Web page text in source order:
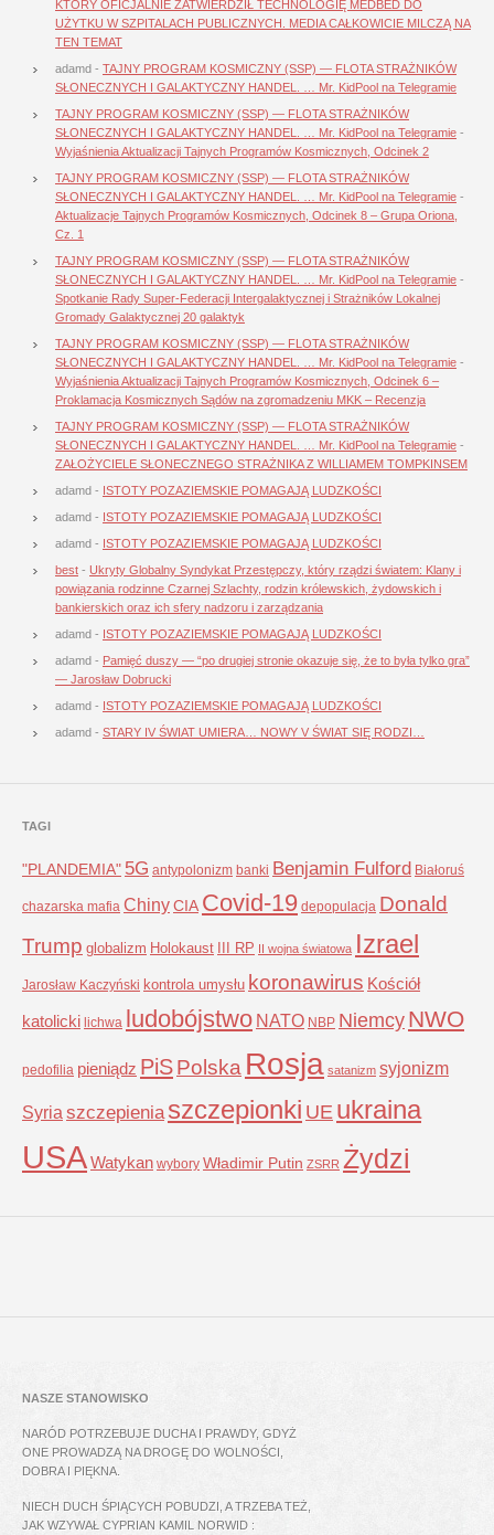
KTÓRY OFICJALNIE ZATWIERDZIŁ TECHNOLOGIĘ MEDBED DO
UŻYTKU W SZPITALACH PUBLICZNYCH. MEDIA CAŁKOWICIE MILCZĄ NA
TEN TEMAT
adamd - TAJNY PROGRAM KOSMICZNY (SSP) — FLOTA STRAŻNIKÓW
SŁONECZNYCH I GALAKTYCZNY HANDEL. … Mr. KidPool na Telegramie
TAJNY PROGRAM KOSMICZNY (SSP) — FLOTA STRAŻNIKÓW
SŁONECZNYCH I GALAKTYCZNY HANDEL. … Mr. KidPool na Telegramie -
Wyjaśnienia Aktualizacji Tajnych Programów Kosmicznych, Odcinek 2
TAJNY PROGRAM KOSMICZNY (SSP) — FLOTA STRAŻNIKÓW
SŁONECZNYCH I GALAKTYCZNY HANDEL. … Mr. KidPool na Telegramie -
Aktualizacje Tajnych Programów Kosmicznych, Odcinek 8 – Grupa Oriona,
Cz. 1
TAJNY PROGRAM KOSMICZNY (SSP) — FLOTA STRAŻNIKÓW
SŁONECZNYCH I GALAKTYCZNY HANDEL. … Mr. KidPool na Telegramie -
Spotkanie Rady Super-Federacji Intergalaktycznej i Strażników Lokalnej
Gromady Galaktycznej 20 galaktyk
TAJNY PROGRAM KOSMICZNY (SSP) — FLOTA STRAŻNIKÓW
SŁONECZNYCH I GALAKTYCZNY HANDEL. … Mr. KidPool na Telegramie -
Wyjaśnienia Aktualizacji Tajnych Programów Kosmicznych, Odcinek 6 –
Proklamacja Kosmicznych Sądów na zgromadzeniu MKK – Recenzja
TAJNY PROGRAM KOSMICZNY (SSP) — FLOTA STRAŻNIKÓW
SŁONECZNYCH I GALAKTYCZNY HANDEL. … Mr. KidPool na Telegramie -
ZAŁOŻYCIELE SŁONECZNEGO STRAŻNIKA Z WILLIAMEM TOMPKINSEM
adamd - ISTOTY POZAZIEMSKIE POMAGAJĄ LUDZKOŚCI
adamd - ISTOTY POZAZIEMSKIE POMAGAJĄ LUDZKOŚCI
adamd - ISTOTY POZAZIEMSKIE POMAGAJĄ LUDZKOŚCI
best - Ukryty Globalny Syndykat Przestępczy, który rządzi światem: Klany i
powiązania rodzinne Czarnej Szlachty, rodzin królewskich, żydowskich i
bankierskich oraz ich sfery nadzoru i zarządzania
adamd - ISTOTY POZAZIEMSKIE POMAGAJĄ LUDZKOŚCI
adamd - Pamięć duszy — “po drugiej stronie okazuje się, że to była tylko gra”
— Jarosław Dobrucki
adamd - ISTOTY POZAZIEMSKIE POMAGAJĄ LUDZKOŚCI
adamd - STARY IV ŚWIAT UMIERA… NOWY V ŚWIAT SIĘ RODZI…
TAGI
"PLANDEMIA" 5G antypolonizm banki Benjamin Fulford Białoruś
chazarska mafia ChinyCIA Covid-19 depopulacja Donald
Trump globalizm Holokaust III RP II wojna światowa Izrael
Jarosław Kaczyński kontrola umysłu koronawirus Kościół
katolicki lichwa ludobójstwo NATO NBP NiemcyNWO
pedofilia pieniądz PiSPolska Rosja satanizm syjonizm
Syria szczepienia szczepionki UE ukraina
USAWatykan wybory Władimir Putin ZSRR Żydzi
NASZE STANOWISKO
NARÓD POTRZEBUJE DUCHA I PRAWDY, GDYŻ
ONE PROWADZĄ NA DROGĘ DO WOLNOŚCI,
DOBRA I PIĘKNA.
NIECH DUCH ŚPIĄCYCH POBUDZI, A TRZEBA TEŻ,
JAK WZYWAŁ CYPRIAN KAMIL NORWID :